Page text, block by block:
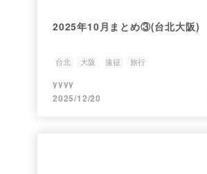
2025年10月まとめ③(台北大阪)
台北 大阪 遠征 旅行
yyyy
2025/12/20